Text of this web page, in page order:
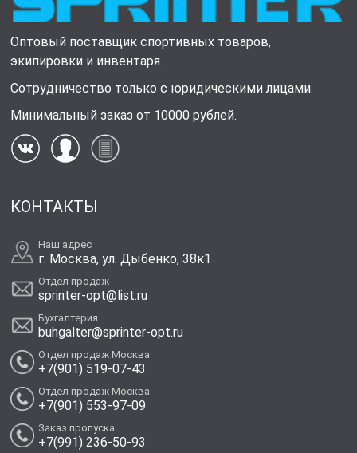
Оптовый поставщик спортивных товаров,
экипировки и инвентаря.
Сотрудничество только с юридическими лицами.
Минимальный заказ от 10000 рублей.
КОНТАКТЫ
Наш адрес
г. Москва, ул. Дыбенко, 38к1
Отдел продаж
sprinter-opt@list.ru
Бухгалтерия
buhgalter@sprinter-opt.ru
Отдел продаж Москва
+7(901) 519-07-43
Отдел продаж Москва
+7(901) 553-97-09
Заказ пропуска
+7(991) 236-50-93